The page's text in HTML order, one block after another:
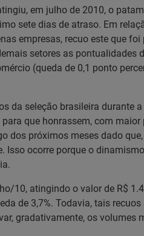
em julho de 2010, o
sete dias de atraso. Em
empresas, recuo este que
setores as pontualidades
(queda de 0,1 ponto
da seleção brasileira durante
que honrassem, com
dos próximos meses dado
Isso ocorre porque o
10, atingindo o valor de R$
de 3,7%. Todavia, tais
gradativamente, os volumes